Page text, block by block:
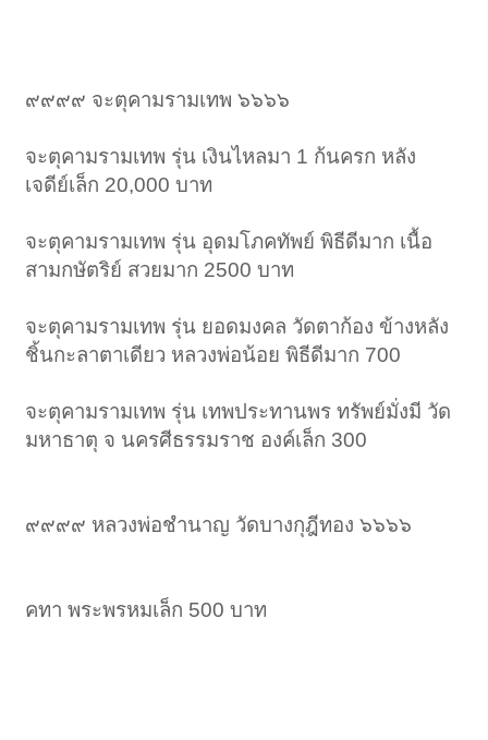
๙๙๙๙ จะตุคามรามเทพ ๖๖๖๖
จะตุคามรามเทพ รุ่น เงินไหลมา 1 ก้นครก หลัง
เจดีย์เล็ก 20,000 บาท
จะตุคามรามเทพ รุ่น อุดมโภคทัพย์ พิธีดีมาก เนื้อ
สามกษัตริย์ สวยมาก 2500 บาท
จะตุคามรามเทพ รุ่น ยอดมงคล วัดตาก้อง ข้างหลัง
ชิ้นกะลาตาเดียว หลวงพ่อน้อย พิธีดีมาก 700
จะตุคามรามเทพ รุ่น เทพประทานพร ทรัพย์มั่งมี วัด
มหาธาตุ จ นครศีธรรมราช องค์เล็ก 300
๙๙๙๙ หลวงพ่อชำนาญ วัดบางกุฎีทอง ๖๖๖๖
คทา พระพรหมเล็ก 500 บาท